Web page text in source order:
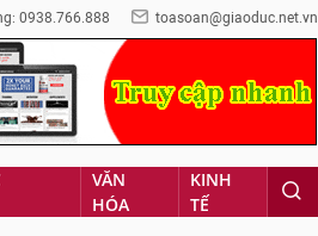
0938.766.888 toasoan@giaoduc.net.vn
VĂN
HÓA
KINH
TẾ